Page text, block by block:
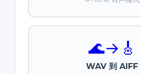
🌊→ 🎸
WAV 到 AIFF